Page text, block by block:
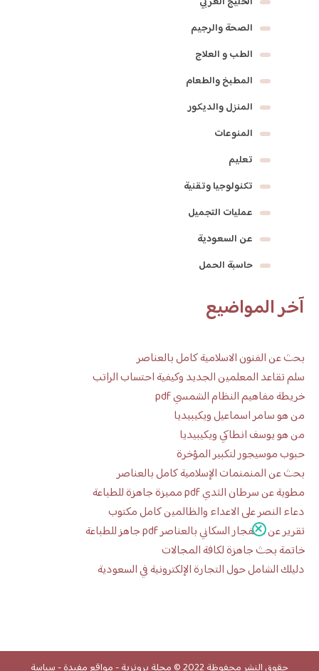
الصحة والرجيم
الطب و العلاج
المطبخ والطعام
المنزل والديكور
المنوعات
تعليم
تكنولوجيا وتقنية
عمليات التجميل
عن السعودية
حاسبة الحمل
آخر المواضيع
بحث عن الفنون الاسلامية كامل بالعناصر
سلم تقاعد المعلمين الجديد وكيفية احتساب الراتب
خريطة مفاهيم النظام الشمسي pdf
من هو سامر اسماعيل ويكيبيديا
من هو يوسف انطاكي ويكيبيديا
حبوب موسيجور لتكبير المؤخرة
بحث عن المنمنمات الإسلامية كامل بالعناصر
مطوية عن سرطان الثدي pdf مميزة جاهزة للطباعة
دعاء النصر على الاعداء والظالمين كامل مكتوب
تقرير عن الانفجار السكاني بالعناصر pdf جاهز للطباعة
خاتمة بحث جاهزة لكافة المجالات
دليلك الشامل حول التجارة الإلكترونية في السعودية